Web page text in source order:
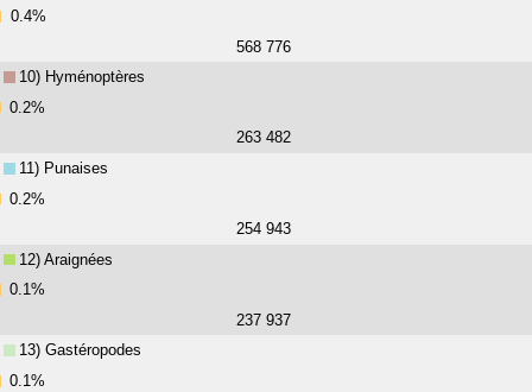
0.4%
568 776
10) Hyménoptères
0.2%
263 482
11) Punaises
0.2%
254 943
12) Araignées
0.1%
237 937
13) Gastéropodes
0.1%